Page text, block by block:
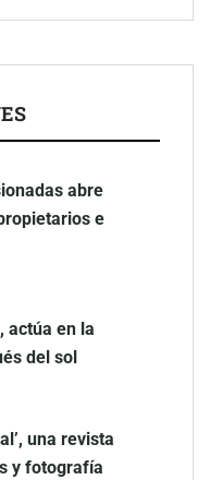
abre
e
actúa en la
del sol
una revista
y fotografía